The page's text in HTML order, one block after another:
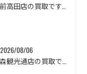
2026/08/06